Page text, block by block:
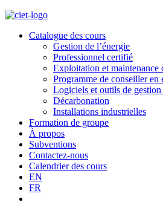
Catalogue des cours
Gestion de l’énergie
Professionnel certifié
Exploitation et maintenance
Programme de conseiller
Logiciels et outils de
Décarbonation
Installations industrielles
Formation de groupe
À propos
Subventions
Contactez-nous
Calendrier des cours
EN
FR